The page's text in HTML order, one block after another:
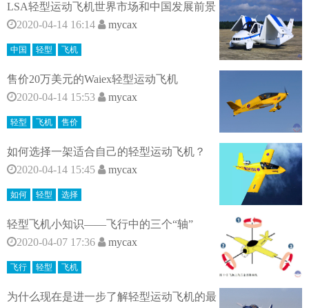
LSA轻型运动飞机世界市场和中国发展前景
2020-04-14 16:14
mycax
中国 轻型 飞机
售价20万美元的Waiex轻型运动飞机
2020-04-14 15:53
mycax
轻型 飞机 售价
如何选择一架适合自己的轻型运动飞机？
2020-04-14 15:45
mycax
如何 轻型 选择
轻型飞机小知识——飞行中的三个“轴”
2020-04-07 17:36
mycax
飞行 轻型 飞机
为什么现在是进一步了解轻型运动飞机的最